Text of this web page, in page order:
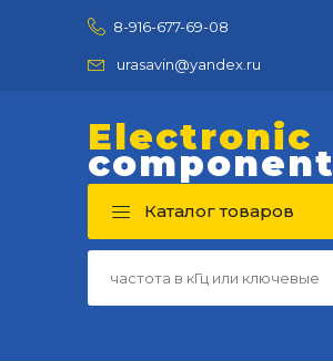
8-916-677-69-08
urasavin@yandex.ru
Electronic
component
Каталог товаров